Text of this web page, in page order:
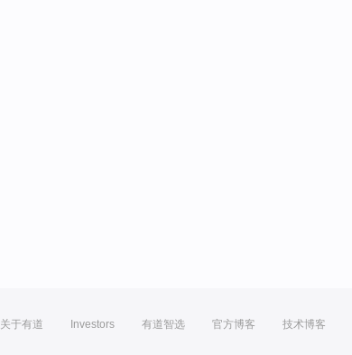
关于有道 Investors 有道智选 官方博客 技术博客